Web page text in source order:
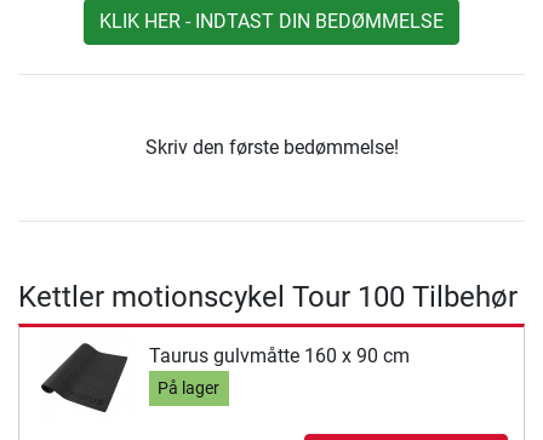
KLIK HER - INDTAST DIN BEDØMMELSE
Skriv den første bedømmelse!
Kettler motionscykel Tour 100 Tilbehør
Taurus gulvmåtte 160 x 90 cm
På lager